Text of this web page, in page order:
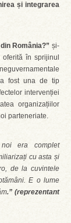
și integrarea
România?” și-
în sprijinul
fost una de tip
intervenției
organizațiilor
parteneriate.
era complet
cu asta și
de la cuvintele
E o lume
.”(reprezentant